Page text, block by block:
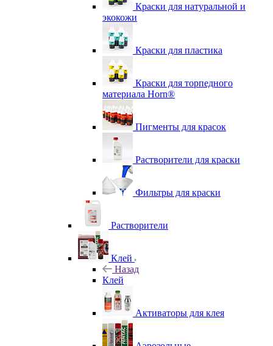
Краски для натуральной и
экокожи
Краски для пластика
Краски для торпедного
материала Horn®
Пигменты для красок
Растворители для краски
Фильтры для краски
Растворители
Клей
Назад
Клей
Активаторы для клея